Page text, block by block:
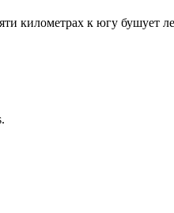
километрах к югу бушует